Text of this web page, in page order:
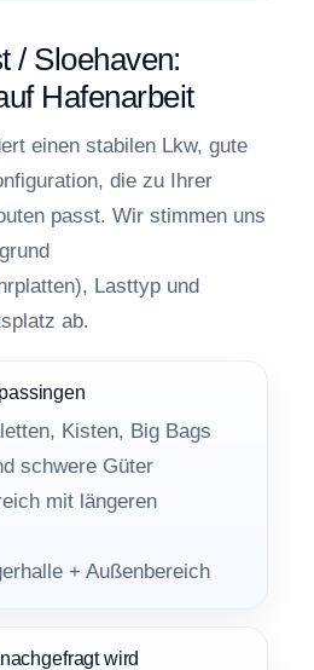
/ Sloehaven:
Hafenarbeit
einen stabilen Lkw, gute
die zu Ihrer
passt. Wir stimmen uns
Lasttyp und
ab.
Kisten, Big Bags
schwere Güter
mit längeren
+ Außenbereich
wird